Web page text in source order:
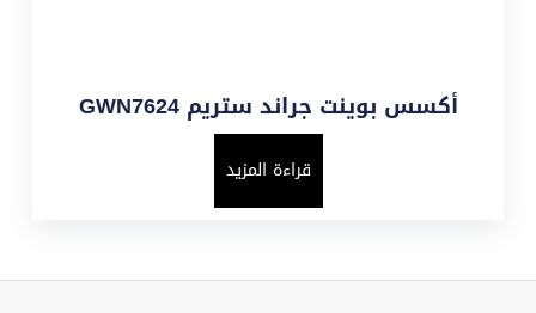
أكسس بوينت جراند ستريم GWN7624
قراءة المزيد